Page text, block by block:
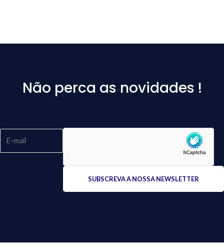
Não perca as novidades !